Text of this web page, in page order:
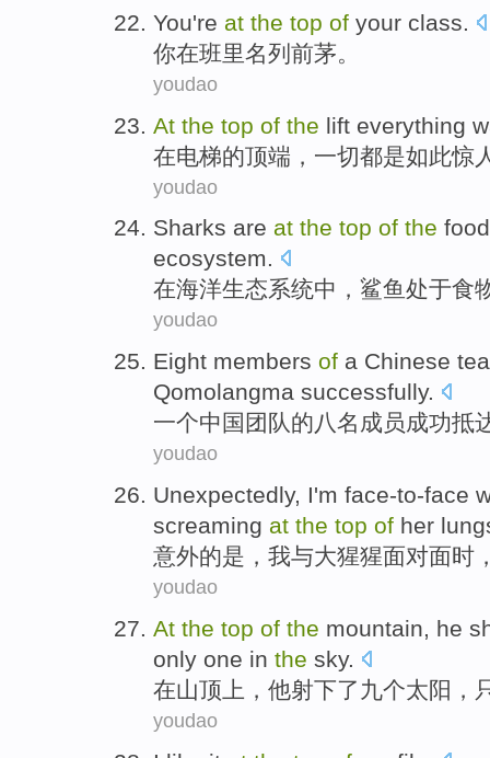
You're at the top of your class.
你在班里名列前茅。
youdao
At the top of the lift everything
在电梯的顶端，一切都是如此惊
youdao
Sharks are at the top of the
ecosystem.
在海洋生态系统中，鲨鱼处于食
youdao
Eight members of a Chinese
Qomolangma successfully.
一个中国团队的八名成员成功抵
youdao
Unexpectedly, I'm face-to-face
screaming at the top of her
意外的是，我与大猩猩面对面时
youdao
At the top of the mountain, he
only one in the sky.
在山顶上，他射下了九个太阳，
youdao